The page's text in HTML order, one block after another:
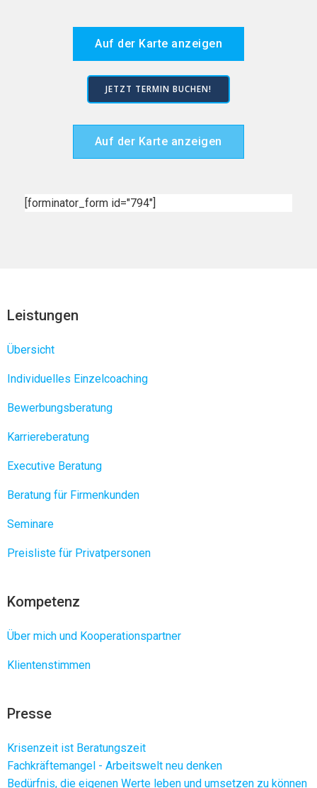
Auf der Karte anzeigen
JETZT TERMIN BUCHEN!
Auf der Karte anzeigen
[forminator_form id="794"]
Leistungen
Übersicht
Individuelles Einzelcoaching
Bewerbungsberatung
Karriereberatung
Executive Beratung
Beratung für Firmenkunden
Seminare
Preisliste für Privatpersonen
Kompetenz
Über mich und Kooperationspartner
Klientenstimmen
Presse
Krisenzeit ist Beratungszeit
Fachkräftemangel - Arbeitswelt neu denken
Bedürfnis, die eigenen Werte leben und umsetzen zu können